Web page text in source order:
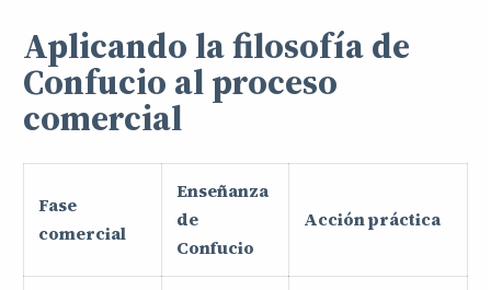
Aplicando la filosofía de
Confucio al proceso
comercial
Fase
comercial
Enseñanza
de
Confucio
Acción práctica